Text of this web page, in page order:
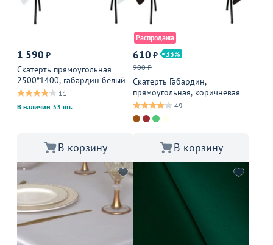
1 590 ₽
Скатерть прямоугольная
2500*1400, габардин белый
11
В наличии 33 шт.
В корзину
Распродажа
610 ₽
33
900 ₽
Скатерть Габардин,
прямоугольная, коричневая
49
В корзину